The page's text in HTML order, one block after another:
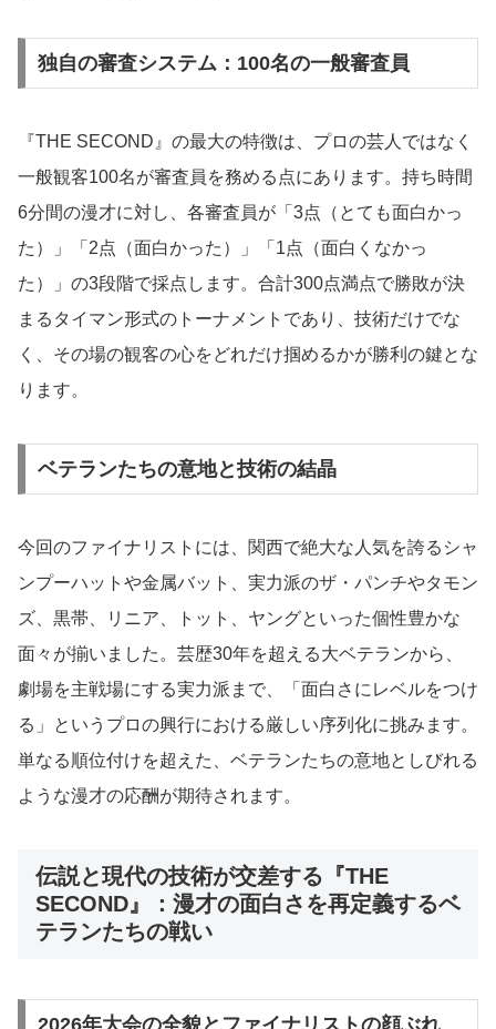
独自の審査システム：100名の一般審査員
『THE SECOND』の最大の特徴は、プロの芸人ではなく
一般観客100名が審査員を務める点にあります。持ち時間
6分間の漫才に対し、各審査員が「3点（とても面白かっ
た）」「2点（面白かった）」「1点（面白くなかっ
た）」の3段階で採点します。合計300点満点で勝敗が決
まるタイマン形式のトーナメントであり、技術だけでな
く、その場の観客の心をどれだけ掴めるかが勝利の鍵とな
ります。
ベテランたちの意地と技術の結晶
今回のファイナリストには、関西で絶大な人気を誇るシャ
ンプーハットや金属バット、実力派のザ・パンチやタモン
ズ、黒帯、リニア、トット、ヤングといった個性豊かな
面々が揃いました。芸歴30年を超える大ベテランから、
劇場を主戦場にする実力派まで、「面白さにレベルをつけ
る」というプロの興行における厳しい序列化に挑みます。
単なる順位付けを超えた、ベテランたちの意地としびれる
ような漫才の応酬が期待されます。
伝説と現代の技術が交差する『THE
SECOND』：漫才の面白さを再定義するベ
テランたちの戦い